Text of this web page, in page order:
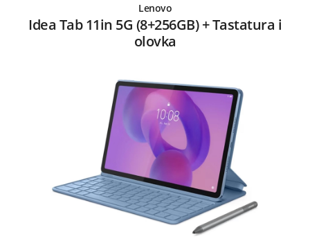
Lenovo
Idea Tab 11in 5G (8+256GB) + Tastatura i
olovka